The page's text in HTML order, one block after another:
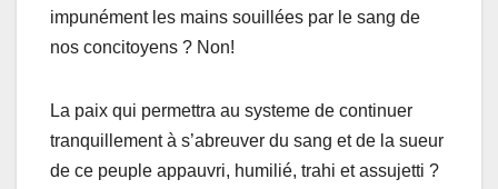
impunément les mains souillées par le sang de
nos concitoyens ? Non!
La paix qui permettra au systeme de continuer
tranquillement à s’abreuver du sang et de la sueur
de ce peuple appauvri, humilié, trahi et assujetti ?